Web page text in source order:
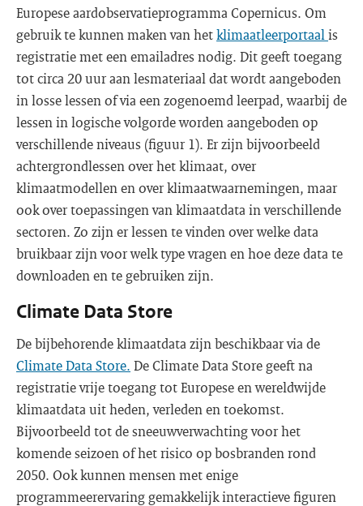
Europese aardobservatieprogramma Copernicus. Om
gebruik te kunnen maken van hetklimaatleerportaal is
registratie met een emailadres nodig. Dit geeft toegang
tot circa 20 uur aan lesmateriaal dat wordt aangeboden
in losse lessen of via een zogenoemd leerpad, waarbij de
lessen in logische volgorde worden aangeboden op
verschillende niveaus (figuur 1). Er zijn bijvoorbeeld
achtergrondlessen over het klimaat, over
klimaatmodellen en over klimaatwaarnemingen, maar
ook over toepassingen van klimaatdata in verschillende
sectoren. Zo zijn er lessen te vinden over welke data
bruikbaar zijn voor welk type vragen en hoe deze data te
downloaden en te gebruiken zijn.
Climate Data Store
De bijbehorende klimaatdata zijn beschikbaar via de
Climate Data Store. De Climate Data Store geeft na
registratie vrije toegang tot Europese en wereldwijde
klimaatdata uit heden, verleden en toekomst.
Bijvoorbeeld tot de sneeuwverwachting voor het
komende seizoen of het risico op bosbranden rond
2050. Ook kunnen mensen met enige
programmeerervaring gemakkelijk interactieve figuren